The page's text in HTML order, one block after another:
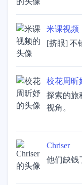
米课视频
[挤眼] 不
校花周昕
探索的旅
视角。
Chriser
他们缺钱